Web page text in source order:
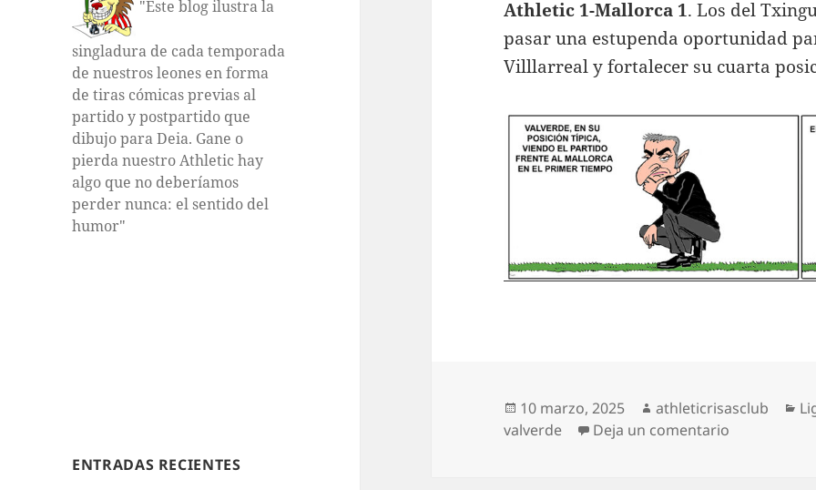
"Este blog ilustra la
singladura de cada temporada
de nuestros leones en forma
de tiras cómicas previas al
partido y postpartido que
dibujo para Deia. Gane o
pierda nuestro Athletic hay
algo que no deberíamos
perder nunca: el sentido del
humor"
ENTRADAS RECIENTES
Athletic 1-Mallorca 1. Los del
pasar una estupenda oportunidad
Villlarreal y fortalecer su cuarta
Publicado
el
10 marzo, 2025 Autor
athleticrisasclub
valverde
Deja un comentario